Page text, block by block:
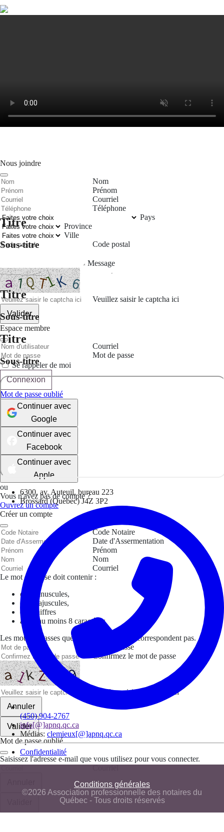
Titre
Sous-titre
Titre
Sous-titre
Titre
Sous-titre
6300, av. Auteuil, bureau 223
Brossard (Québec) J4Z 3P2
(450) 904-2767
info[@]apnq.qc.ca
Médias: clemieux[@]apnq.qc.ca
Confidentialité
Conditions générales
©2026 Association professionnelle des notaires du
Québec - Tous droits réservés
Nous joindre
Nom
Prénom
Courriel
Téléphone
Pays
Province
Ville
Code postal
Message
Veuillez saisir le captcha ici
Valider
Espace membre
Courriel
Mot de passe
Se rappeler de moi
Connexion
Mot de passe oublié
Continuer avec
Google
Continuer avec
Facebook
Continuer avec
Apple
ou
Vous n'avez pas de compte ?
Ouvrez un compte
Créer un compte
Code Notaire
Date d'Assermentation
Prénom
Nom
Courriel
Le mot de passe doit contenir :
des minuscules,
des majuscules,
des chiffres
avoir au moins 8 caractères
Les mots de passes que vous avez saisis ne correspondent pas.
Mot de passe
Confirmez le mot de passe
Veuillez saisir le captcha ici
Annuler
Valider
Mot de passe oublié
Saisissez l'adresse e-mail que vous utilisez pour vous connecter.